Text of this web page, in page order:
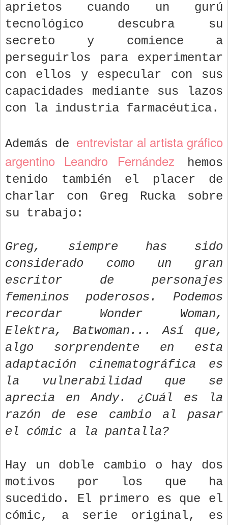
aprietos cuando un gurú
tecnológico descubra su
secreto y comience a
perseguirlos para experimentar
con ellos y especular con sus
capacidades mediante sus lazos
con la industria farmacéutica.
Además de entrevistar al artista gráfico
argentino Leandro Fernández hemos
tenido también el placer de
charlar con Greg Rucka sobre
su trabajo:
Greg, siempre has sido
considerado como un gran
escritor de personajes
femeninos poderosos. Podemos
recordar Wonder Woman,
Elektra, Batwoman... Así que,
algo sorprendente en esta
adaptación cinematográfica es
la vulnerabilidad que se
aprecia en Andy. ¿Cuál es la
razón de ese cambio al pasar
el cómic a la pantalla?
Hay un doble cambio o hay dos
motivos por los que ha
sucedido. El primero es que el
cómic, a serie original, es